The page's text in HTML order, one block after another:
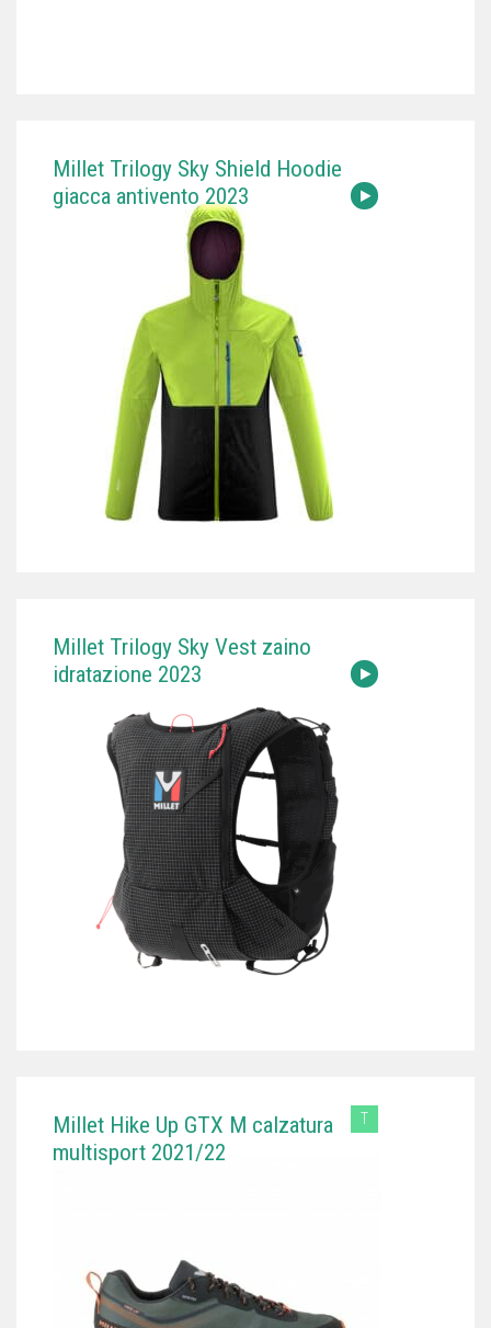
Millet Trilogy Sky Shield Hoodie
giacca antivento 2023
Millet Trilogy Sky Vest zaino
idratazione 2023
T
Millet Hike Up GTX M calzatura
multisport 2021/22